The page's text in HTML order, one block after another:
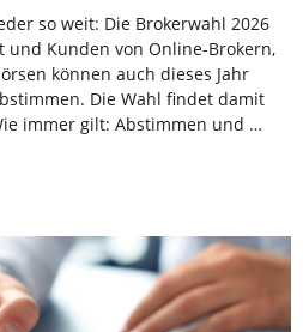
so weit: Die Brokerwahl 2026
und Kunden von Online-Brokern,
können auch dieses Jahr
Die Wahl findet damit
immer gilt: Abstimmen und …